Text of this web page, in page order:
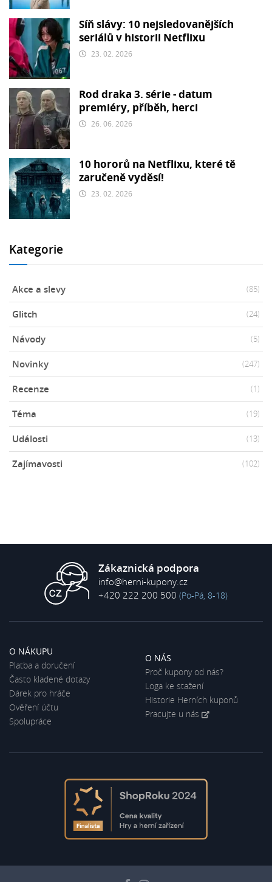
Síň slávy: 10 nejsledovanějších
seriálů v historii Netflixu
23. 02. 2026
Rod draka 3. série - datum
premiéry, příběh, herci
26. 06. 2026
10 hororů na Netflixu, které tě
zaručeně vyděsí!
23. 02. 2026
Kategorie
Akce a slevy (85)
Glitch (24)
Návody (5)
Novinky (247)
Recenze (1)
Téma (19)
Události (13)
Zajímavosti (102)
Zákaznická podpora
info@herni-kupony.cz
+420 222 200 500 (Po-Pá, 8-18)
O NÁKUPU
Platba a doručení
Často kladené dotazy
Dárek pro hráče
Ověření účtu
Spolupráce
O NÁS
Proč kupony od nás?
Loga ke stažení
Historie Herních kuponů
Pracujte u nás